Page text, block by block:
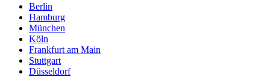
Berlin
Hamburg
München
Köln
Frankfurt am Main
Stuttgart
Düsseldorf